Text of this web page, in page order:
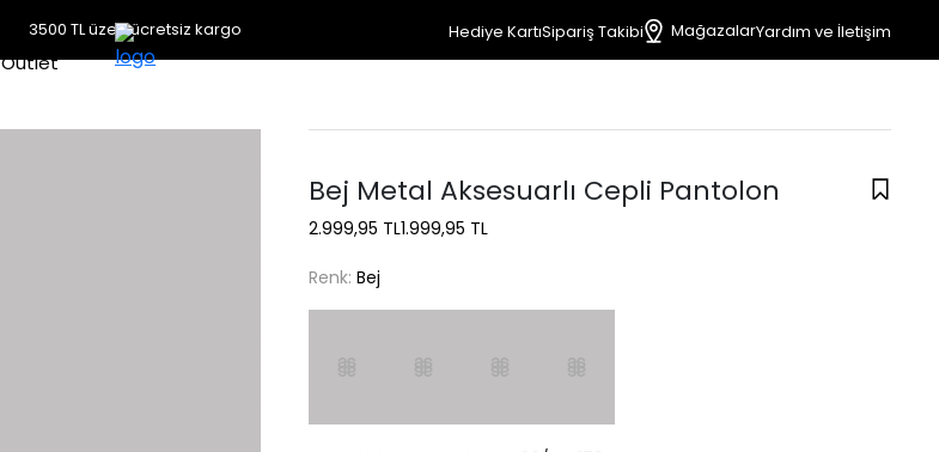
3500 TL üzeri ücretsiz kargo Hediye KartıSipariş Takibi MağazalarYardım ve İletişim
Outlet
Bej Metal Aksesuarlı Cepli Pantolon
2.999,95 TL1.999,95 TL
Renk: Bej